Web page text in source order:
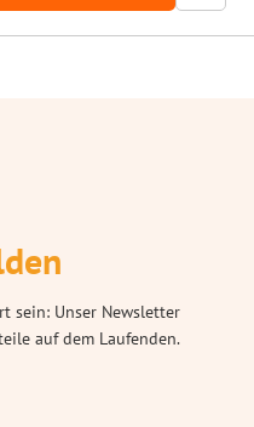
sein: Unser Newsletter
auf dem Laufenden.